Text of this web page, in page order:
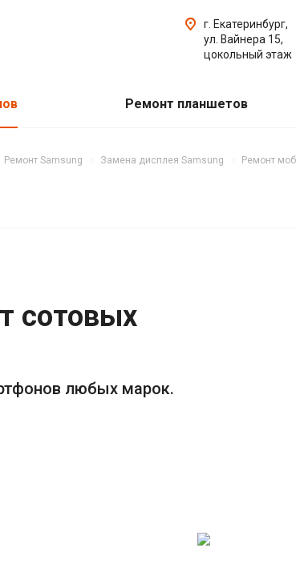
г. Екатеринбург,
ул. Вайнера 15,
цокольный этаж
Ремонт планшетов
Ремонт Samsung Замена дисплея Samsung Ремонт
сотовых
любых марок.